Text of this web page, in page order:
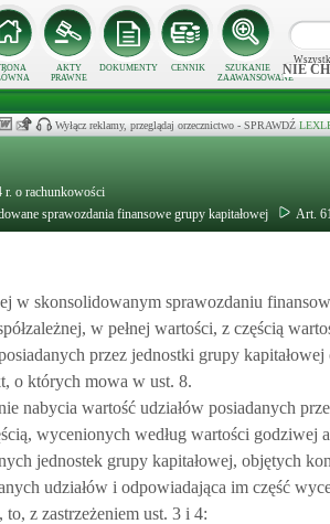
AKTY
PRAWNE
DOKUMENTY CENNIK
SZUKANIE
ZAAWANSOWANE
NIE
Wyłącz reklamy, przeglądaj orzecznictwo - SPRAWDŹ
r. o rachunkowości
sprawozdania finansowe grupy kapitałowej Art.
w skonsolidowanym sprawozdaniu
w pełnej wartości, z częścią
przez jednostki grupy
o których mowa w ust. 8.
nabycia wartość udziałów posiadanych
wycenionych według wartości
jednostek grupy kapitałowej, objętych
udziałów i odpowiadająca im część
z zastrzeżeniem ust. 3 i 4: